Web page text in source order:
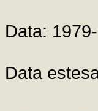
Data:
Data